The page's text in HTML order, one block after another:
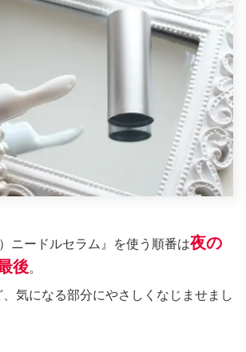
ニードルセラム』を使う順番は夜の
後。
気になる部分にやさしくなじませまし